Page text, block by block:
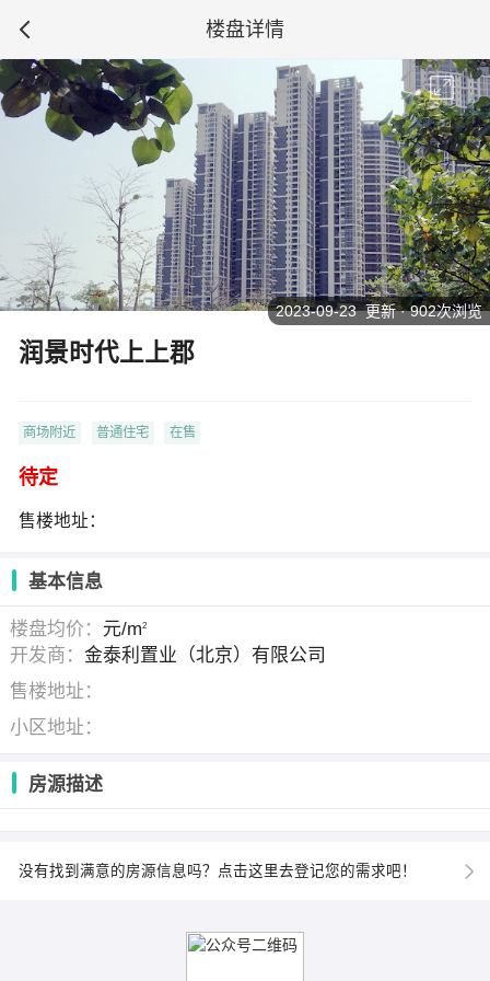
楼盘详情
润景时代上上郡
商场附近 普通住宅 在售
待定
售楼地址：
2023-09-23 更新 · 902次浏览
基本信息
楼盘均价： 元/m2
开发商：金泰利置业（北京）有限公司
售楼地址：
小区地址：
房源描述
没有找到满意的房源信息吗？点击这里去登记您的需求吧！